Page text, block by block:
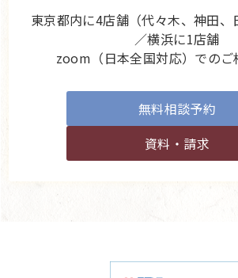
東京都内に4店舗（代々木、神田、
／横浜に1店舗
zoom（日本全国対応）でのご
無料相談予約
資料・請求